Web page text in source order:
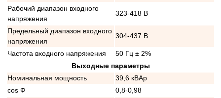
Рабочий диапазон входного
напряжения
323-418 В
Предельный диапазон входного
напряжения
304-437 В
Частота входного напряжения
50 Гц ± 2%
Выходные параметры
Номинальная мощность
39,6 кВАр
cos Ф
0,8-0,98